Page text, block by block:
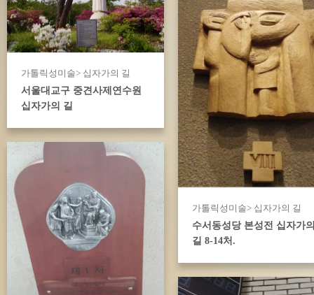
가톨릭성미술> 십자가의 길
서울대교구 중견사제연수원
십자가의 길
가톨릭성미술> 십자가의 길
수서동성당 본성전 십자가
길 8-14처.